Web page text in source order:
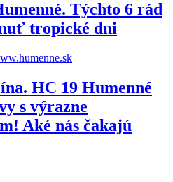
Týchto 6 rád
tropické dni
HC 19 Humenné
s výrazne
Aké nás čakajú